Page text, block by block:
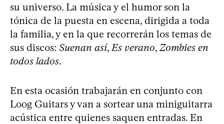
su universo. La música y el humor son la
tónica de la puesta en escena, dirigida a toda
la familia, y en la que recorrerán los temas de
sus discos: Suenan así, Es verano, Zombies en
todos lados.
En esta ocasión trabajarán en conjunto con
Loog Guitars y van a sortear una miniguitarra
acústica entre quienes saquen entradas. En